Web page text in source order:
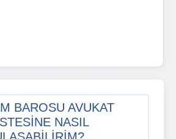
BAROSU AVUKAT
NASIL